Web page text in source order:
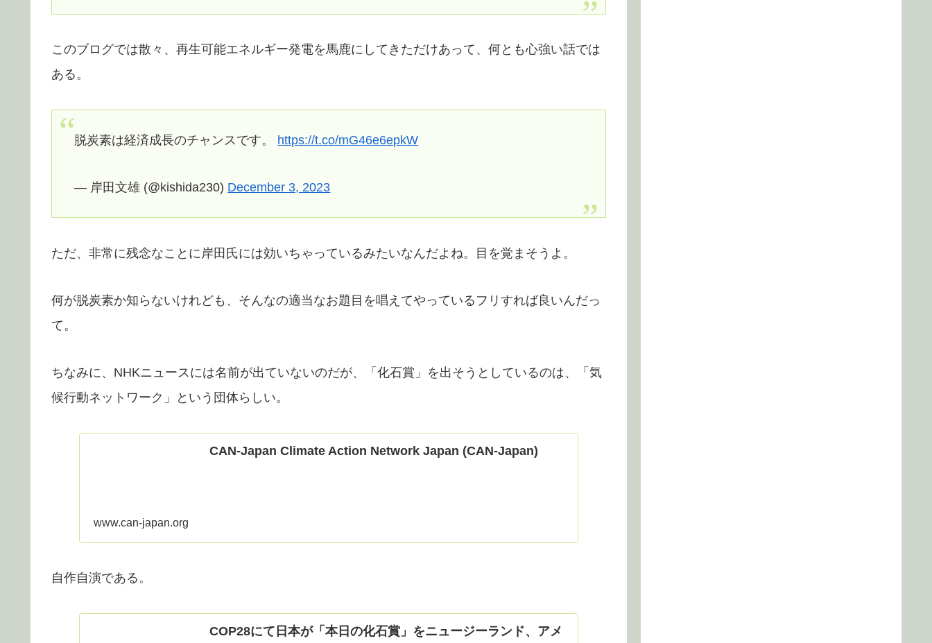
このブログでは散々、再生可能エネルギー発電を馬鹿にしてきただけあって、何とも心強い話では
ある。
脱炭素は経済成長のチャンスです。 https://t.co/mG46e6epkW
— 岸田文雄 (@kishida230) December 3, 2023
ただ、非常に残念なことに岸田氏には効いちゃっているみたいなんだよね。目を覚まそうよ。
何が脱炭素か知らないけれども、そんなの適当なお題目を唱えてやっているフリすれば良いんだっ
て。
ちなみに、NHKニュースには名前が出ていないのだが、「化石賞」を出そうとしているのは、「気
候行動ネットワーク」という団体らしい。
CAN-Japan Climate Action Network Japan (CAN-Japan)
www.can-japan.org
自作自演である。
COP28にて日本が「本日の化石賞」をニュージーランド、アメ